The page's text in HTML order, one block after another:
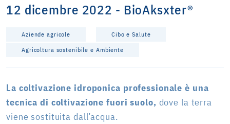
12 dicembre 2022 - BioAksxter®
Aziende agricole
Cibo e Salute
Agricoltura sostenibile e Ambiente
La coltivazione idroponica professionale è una
tecnica di coltivazione fuori suolo, dove la terra
viene sostituita dall’acqua.